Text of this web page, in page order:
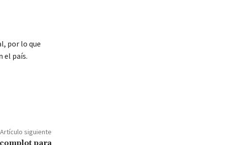
por lo que
el país.
Artículo siguiente
para